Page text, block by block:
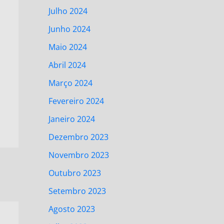
Julho 2024
Junho 2024
Maio 2024
Abril 2024
Março 2024
Fevereiro 2024
Janeiro 2024
Dezembro 2023
Novembro 2023
Outubro 2023
Setembro 2023
Agosto 2023